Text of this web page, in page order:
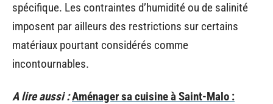
spécifique. Les contraintes d’humidité ou de salinité
imposent par ailleurs des restrictions sur certains
matériaux pourtant considérés comme
incontournables.
A lire aussi :Aménager sa cuisine à Saint-Malo :